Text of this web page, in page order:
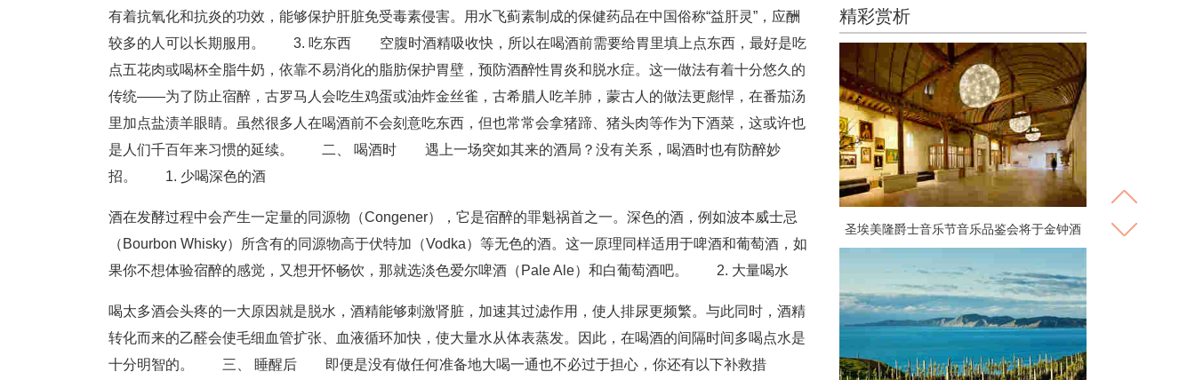
有着抗氧化和抗炎的功效，能够保护肝脏免受毒素侵害。用水飞蓟素制成的保健药品在中国俗称“益肝灵”，应酬
较多的人可以长期服用。 3. 吃东西 空腹时酒精吸收快，所以在喝酒前需要给胃里填上点东西，最好是吃
点五花肉或喝杯全脂牛奶，依靠不易消化的脂肪保护胃壁，预防酒醉性胃炎和脱水症。这一做法有着十分悠久的
传统——为了防止宿醉，古罗马人会吃生鸡蛋或油炸金丝雀，古希腊人吃羊肺，蒙古人的做法更彪悍，在番茄汤
里加点盐渍羊眼睛。虽然很多人在喝酒前不会刻意吃东西，但也常常会拿猪蹄、猪头肉等作为下酒菜，这或许也
是人们千百年来习惯的延续。 二、 喝酒时 遇上一场突如其来的酒局？没有关系，喝酒时也有防醉妙
招。 1. 少喝深色的酒
酒在发酵过程中会产生一定量的同源物（Congener），它是宿醉的罪魁祸首之一。深色的酒，例如波本威士忌
（Bourbon Whisky）所含有的同源物高于伏特加（Vodka）等无色的酒。这一原理同样适用于啤酒和葡萄酒，如
果你不想体验宿醉的感觉，又想开怀畅饮，那就选淡色爱尔啤酒（Pale Ale）和白葡萄酒吧。 2. 大量喝水
喝太多酒会头疼的一大原因就是脱水，酒精能够刺激肾脏，加速其过滤作用，使人排尿更频繁。与此同时，酒精
转化而来的乙醛会使毛细血管扩张、血液循环加快，使大量水从体表蒸发。因此，在喝酒的间隔时间多喝点水是
十分明智的。 三、 睡醒后 即便是没有做任何准备地大喝一通也不必过于担心，你还有以下补救措
精彩赏析
圣埃美隆爵士音乐节音乐品鉴会将于金钟酒
庄举行